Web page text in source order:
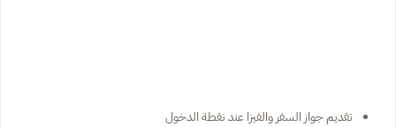
تقديم جواز السفر والفيزا عند نقطة الدخول